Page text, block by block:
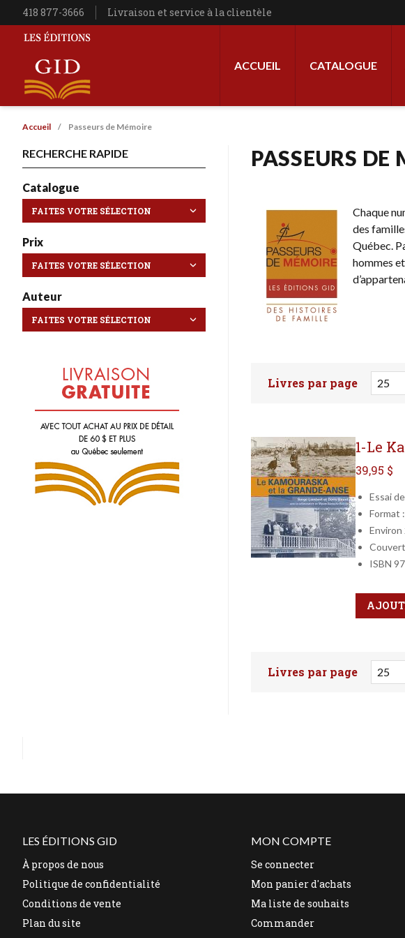
Aller au contenu principal
Téléphone
418 877-3666 Livraison et service à la clientèle
ACCUEIL CATALOGUE
Fil d'Ariane
Accueil Passeurs de Mémoire
PASSEURS DE
Chaque
des
Québec.
hommes
Faites votre recherche
Livres par page
1-Le
39,95 $
Essai
Format
ISBN
Qté
Format
Faites votre recherche
Livres par page
RECHERCHE RAPIDE
Catalogue
Prix
Auteur
LES ÉDITIONS GID
À propos de nous
Politique de confidentialité
Conditions de vente
Plan du site
MON COMPTE
Se connecter
Mon panier d'achats
Ma liste de souhaits
Commander